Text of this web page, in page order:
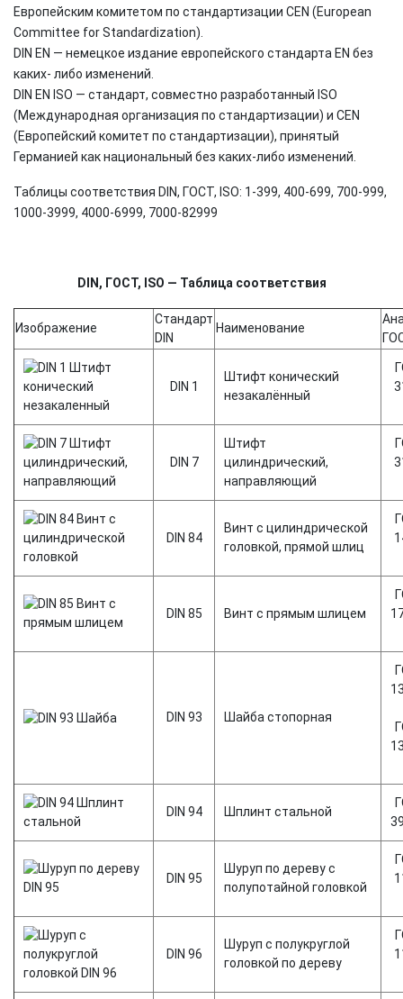
Европейским комитетом по стандартизации CEN (European
Committee for Standardization).
DIN EN — немецкое издание европейского стандарта EN без
каких- либо изменений.
DIN EN ISO — стандарт, совместно разработанный ISO
(Международная организация по стандартизации) и CEN
(Европейский комитет по стандартизации), принятый
Германией как национальный без каких-либо изменений.
Таблицы соответствия DIN, ГОСТ, ISO: 1-399, 400-699, 700-999,
1000-3999, 4000-6999, 7000-82999
DIN, ГОСТ, ISO — Таблица соответствия
Изображение
Стандарт
DIN
Наименование
DIN 1
Штифт конический
незакалённый
DIN 7
Штифт
цилиндрический,
направляющий
DIN 84
Винт с цилиндрической
головкой, прямой шлиц
DIN 85 Винт с прямым шлицем
DIN 93 Шайба стопорная
DIN 94 Шплинт стальной
DIN 95
Шуруп по дереву с
полупотайной головкой
DIN 96
Шуруп с полукруглой
головкой по дереву